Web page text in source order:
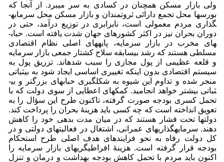
ولی بازار مسکن همچنان در کسادی به سر می­برد. از آنجا که
بورس­ها محل تجمع دارائی ثروتمندان و بازار مسکن محل سرمایه­
گذاری مردم معمولی است، نابرابری در توزیع درآمد، حتی در
دوران بحران نیز در اکثر کشورهای جهان شدت یافته­ است. حباب­
های مخرب در بازار سرمایه، پایه­های اصلی نظام اقتصادی
مسلطی هستند که رشد بی­سابقه سلاح کشتار جمعی بازار سرمایه
و قلعه عظیمی از پول مجازی را سبب شده­اند. تزریق پول به
سیستم اقتصادی بدون اینکه تغییری اساسی ایجاد شود به بی­ثباتی
منجر شده و تداوم این شیوه به شکل­گیری حباب­های بزرگ­تر و بی­
ثباتی بیشتر خواهد انجامید. کمک­های اعطایی از سوی دولت که با
تحمل کسری بودجه صورت گرفته، تاکنون طرح این سؤال را به
تعویق انداخته است که چه کسی باید هزینۀ بحران را پرداخت کند.
دولت­ها تحت فشار هستند که در میان مدت بدهی خود را کاهش
دهند. سرمایه­گذاری­های عمرانی، اشتغال در فعالیت­های دولتی و در
کل دولت رفاه به نحو فزاینده­ای هدف اصلی طرح استحکام
بودجه قرار گرفته است. هزینۀ افراطی­گری­­های بازار سرمایه را
اکنون باید مردم با تحمل کاهش بودجه بهداشت و درمان و تنزل